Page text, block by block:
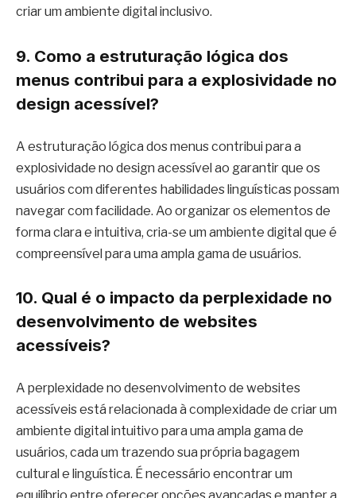
criar um ambiente digital inclusivo.
9. Como a estruturação lógica dos
menus contribui para a explosividade no
design acessível?
A estruturação lógica dos menus contribui para a
explosividade no design acessível ao garantir que os
usuários com diferentes habilidades linguísticas possam
navegar com facilidade. Ao organizar os elementos de
forma clara e intuitiva, cria-se um ambiente digital que é
compreensível para uma ampla gama de usuários.
10. Qual é o impacto da perplexidade no
desenvolvimento de websites
acessíveis?
A perplexidade no desenvolvimento de websites
acessíveis está relacionada à complexidade de criar um
ambiente digital intuitivo para uma ampla gama de
usuários, cada um trazendo sua própria bagagem
cultural e linguística. É necessário encontrar um